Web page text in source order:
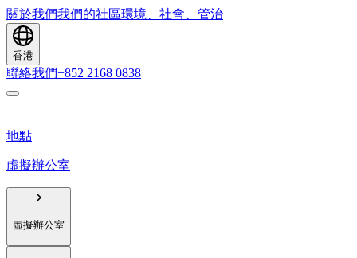
關於我們我們的社區環境、社會、管治
香港
聯絡我們+852 2168 0838
地點
虛擬辦公室
虛擬辦公室